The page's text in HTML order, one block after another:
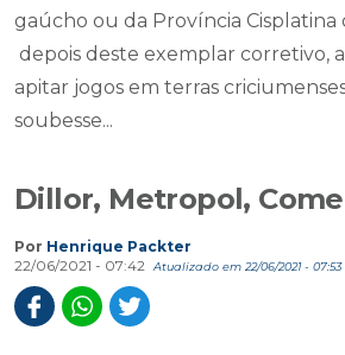
gaúcho ou da Província Cisplatina
depois deste exemplar corretivo,
apitar jogos em terras
soubesse...
Dillor, Metropol,
Por Henrique Packter
22/06/2021 - 07:42
Atualizado em 22/06/2021 - 07:53